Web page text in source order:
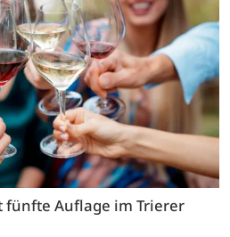
fünfte Auflage im Trierer